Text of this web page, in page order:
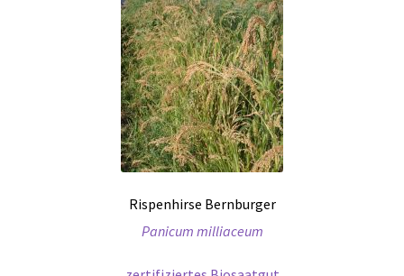
Rispenhirse Bernburger
Panicum milliaceum